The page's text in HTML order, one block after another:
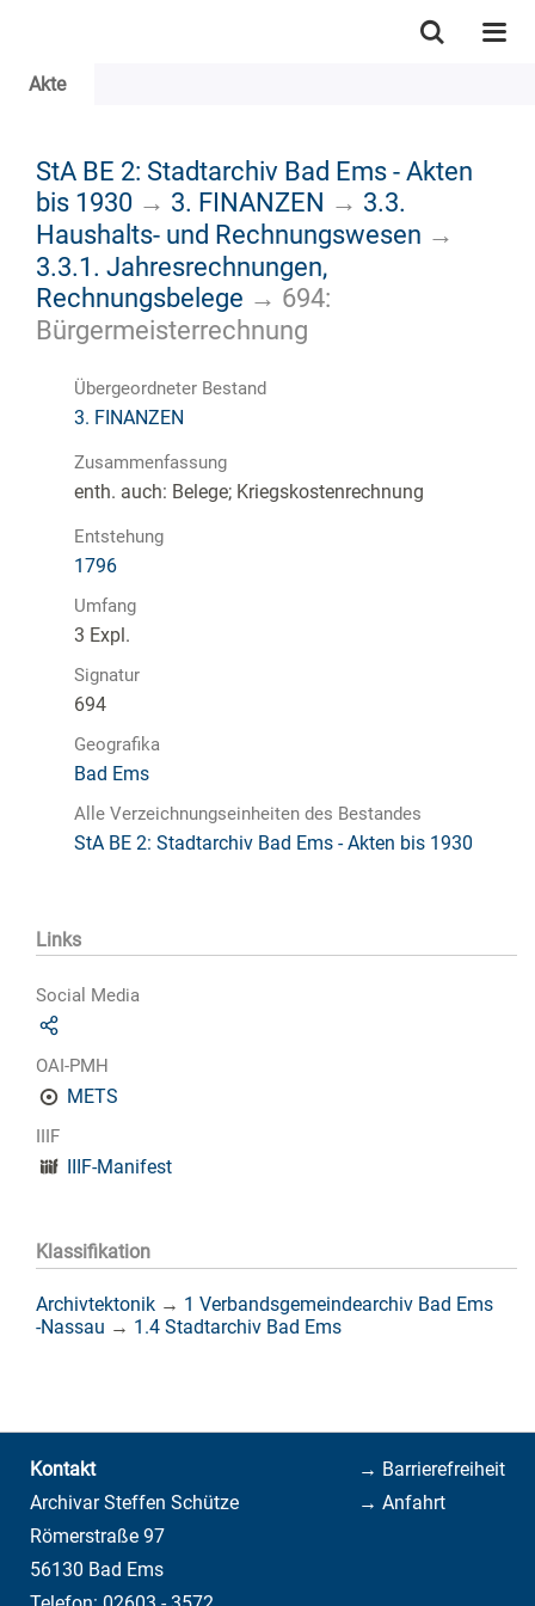
Akte
StA BE 2: Stadtarchiv Bad Ems - Akten
bis 1930 → 3. FINANZEN → 3.3.
Haushalts- und Rechnungswesen →
3.3.1. Jahresrechnungen,
Rechnungsbelege → 694:
Bürgermeisterrechnung
Übergeordneter Bestand
3. FINANZEN
Zusammenfassung
enth. auch: Belege; Kriegskostenrechnung
Entstehung
1796
Umfang
3 Expl.
Signatur
694
Geografika
Bad Ems
Alle Verzeichnungseinheiten des Bestandes
StA BE 2: Stadtarchiv Bad Ems - Akten bis 1930
Links
Social Media
OAI-PMH
METS
IIIF
IIIF-Manifest
Klassifikation
Archivtektonik → 1 Verbandsgemeindearchiv Bad Ems
-Nassau → 1.4 Stadtarchiv Bad Ems
→ Barrierefreiheit
→ Anfahrt
Kontakt
Archivar Steffen Schütze
Römerstraße 97
56130 Bad Ems